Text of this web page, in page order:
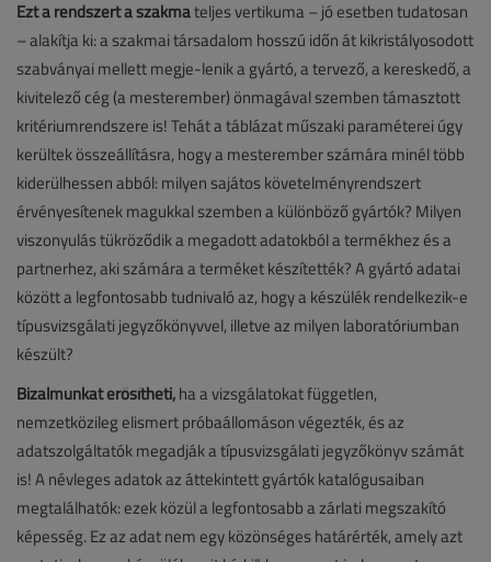
Ezt a rendszert a szakmateljes vertikuma – jó esetben tudatosan
– alakítja ki: a szakmai társadalom hosszú időn át kikristályosodott
szabványai mellett megje-lenik a gyártó, a tervező, a kereskedő, a
kivitelező cég (a mesterember) önmagával szemben támasztott
kritériumrendszere is! Tehát a táblázat műszaki paraméterei úgy
kerültek összeállításra, hogy a mesterember számára minél több
kiderülhessen abból: milyen sajátos követelményrendszert
érvényesítenek magukkal szemben a különböző gyártók? Milyen
viszonyulás tükröződik a megadott adatokból a termékhez és a
partnerhez, aki számára a terméket készítették? A gyártó adatai
között a legfontosabb tudnivaló az, hogy a készülék rendelkezik-e
típusvizsgálati jegyzőkönyvvel, illetve az milyen laboratóriumban
készült?
Bizalmunkat erősítheti,ha a vizsgálatokat független,
nemzetközileg elismert próbaállomáson végezték, és az
adatszolgáltatók megadják a típusvizsgálati jegyzőkönyv számát
is! A névleges adatok az áttekintett gyártók katalógusaiban
megtalálhatók: ezek közül a legfontosabb a zárlati megszakító
képesség. Ez az adat nem egy közönséges határérték, amely azt